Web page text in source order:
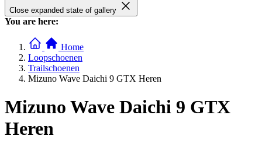
Close expanded state of gallery
You are here:
Home
Loopschoenen
Trailschoenen
Mizuno Wave Daichi 9 GTX Heren
Mizuno Wave Daichi 9 GTX
Heren